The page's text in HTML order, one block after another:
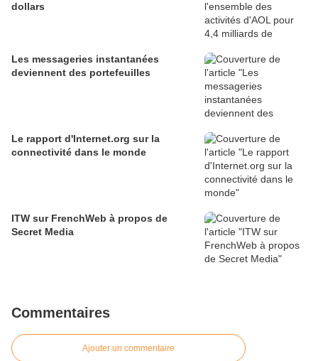
dollars
Les messageries instantanées
deviennent des portefeuilles
Le rapport d'Internet.org sur la
connectivité dans le monde
ITW sur FrenchWeb à propos de
Secret Media
Commentaires
Ajouter un commentaire